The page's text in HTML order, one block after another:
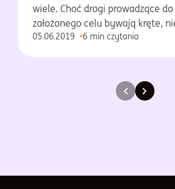
wiele. Choć drogi prowadzące
założonego celu bywają kręte,
zadanie trudne. Wystarczą:
obowiązujących w świecie
05.06.2019 6 min czytania